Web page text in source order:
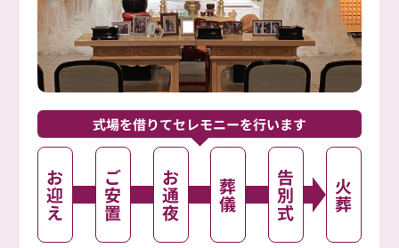
式場を借りてセレモニーを行います
お
迎
え
ご
安
置
お
通
夜
葬
儀
告
別
式
火
葬